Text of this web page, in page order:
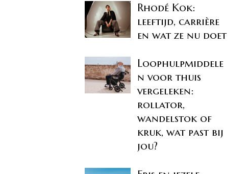
Rhodé Kok:
leeftijd, carrière
en wat ze nu doet
Loophulpmiddele
n voor thuis
vergeleken:
rollator,
wandelstok of
kruk, wat past bij
jou?